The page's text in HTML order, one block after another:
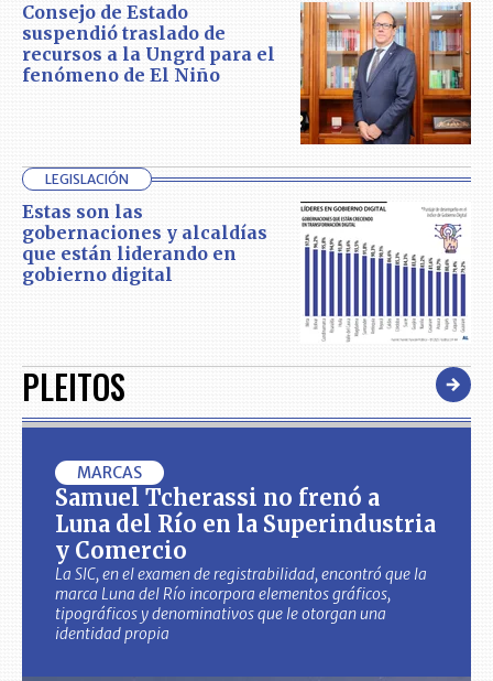
Consejo de Estado
suspendió traslado de
recursos a la Ungrd para el
fenómeno de El Niño
LEGISLACIÓN
Estas son las
gobernaciones y alcaldías
que están liderando en
gobierno digital
PLEITOS
MARCAS
Samuel Tcherassi no frenó a
Luna del Río en la Superindustria
y Comercio
La SIC, en el examen de registrabilidad, encontró que la
marca Luna del Río incorpora elementos gráficos,
tipográficos y denominativos que le otorgan una
identidad propia